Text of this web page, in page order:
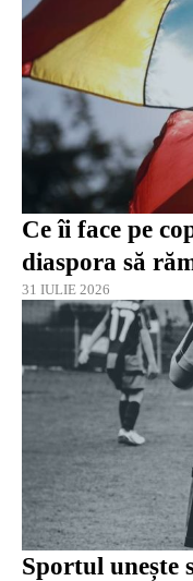
Ce îi face pe
diaspora să
31 IULIE 2026
Sportul unește